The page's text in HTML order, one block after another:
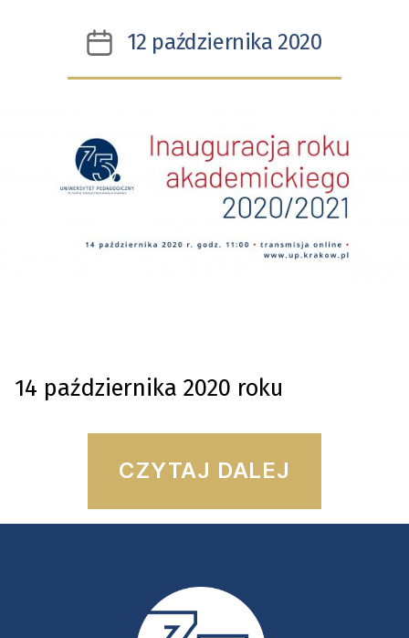
Data
wpisu
12 października 2020
14 października 2020 roku
CZYTAJ DALEJ